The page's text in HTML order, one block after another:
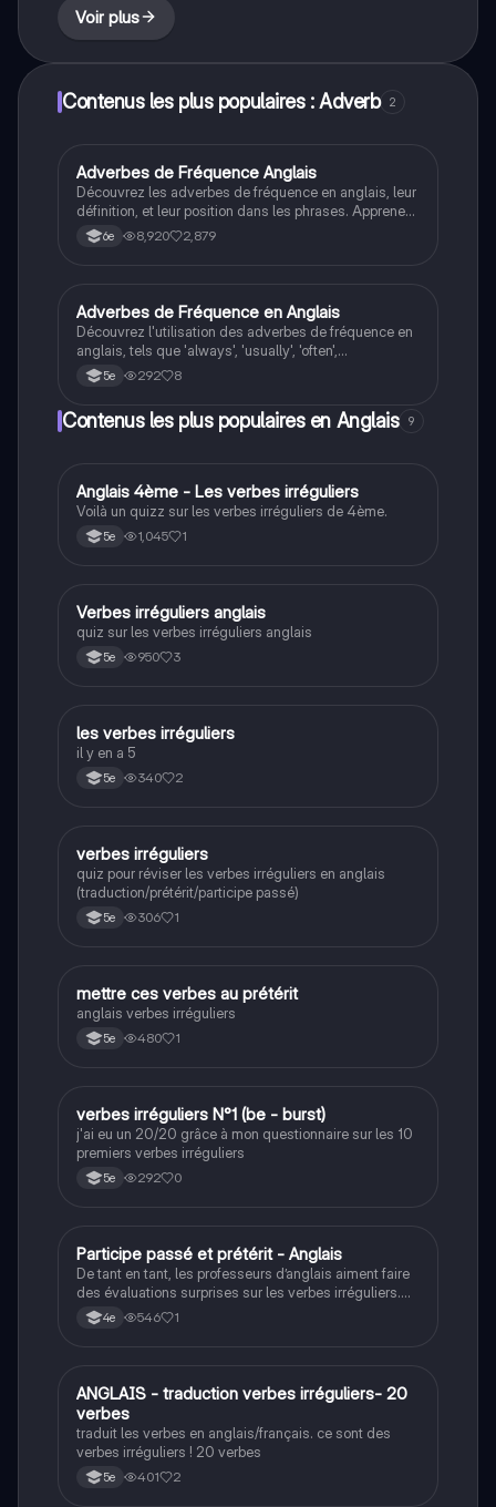
Voir plus
Contenus les plus populaires : Adverb 2
Anglais
Adverbes de Fréquence Anglais
Découvrez les adverbes de fréquence en anglais, leur
définition, et leur position dans les phrases. Apprenez
à les utiliser correctement avec des exemples
pratiques. Idéal pour les élèves de 5ème. Entraînez-
6e 8,920 2,879
Anglais
Adverbes de Fréquence en Anglais
Découvrez l'utilisation des adverbes de fréquence en
anglais, tels que 'always', 'usually', 'often',
'sometimes', et 'never'. Apprenez à les placer
correctement dans des phrases avec auxiliaires et
étudiants souhaitant maîtriser la grammaire anglaise.
5e 292 8
Contenus les plus populaires en Anglais 9
AAnglais
Anglais 4ème - Les verbes irréguliers
Voilà un quizz sur les verbes irréguliers de 4ème.
5e 1,045 1
VAnglais
Verbes irréguliers anglais
quiz sur les verbes irréguliers anglais
5e 950 3
LAnglais
les verbes irréguliers
il y en a 5
5e 340 2
VAnglais
verbes irréguliers
quiz pour réviser les verbes irréguliers en anglais
(traduction/prétérit/participe passé)
5e 306 1
MAnglais
mettre ces verbes au prétérit
anglais verbes irréguliers
5e 480 1
VAnglais
verbes irréguliers N°1 (be - burst)
j'ai eu un 20/20 grâce à mon questionnaire sur les 10
premiers verbes irréguliers
5e 292 0
PAnglais
Participe passé et prétérit - Anglais
De tant en tant, les professeurs d’anglais aiment faire
des évaluations surprises sur les verbes irréguliers.
Ce quiz va vous aidez à réviser quelques verbes
irréguliers.
4e 546 1
AAnglais
ANGLAIS - traduction verbes irréguliers- 20
verbes
traduit les verbes en anglais/français. ce sont des
verbes irréguliers ! 20 verbes
5e 401 2